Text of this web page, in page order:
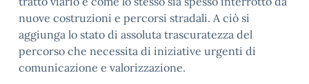
nuove costruzioni e percorsi stradali. A ciò si
aggiunga lo stato di assoluta trascuratezza del
percorso che necessita di iniziative urgenti di
comunicazione e valorizzazione.